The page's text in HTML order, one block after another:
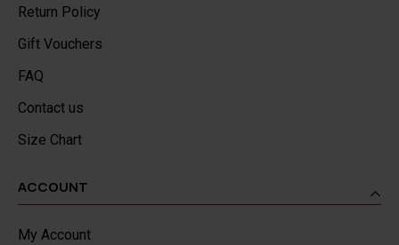
Return Policy
Gift Vouchers
FAQ
Contact us
Size Chart
ACCOUNT
My Account